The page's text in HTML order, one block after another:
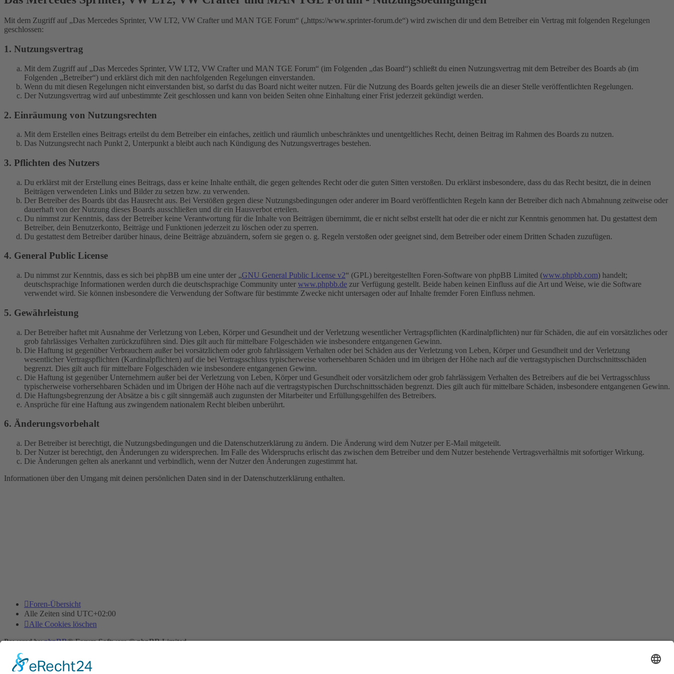
Mit dem Zugriff auf „Das Mercedes Sprinter, VW LT2, VW Crafter und MAN TGE Forum“ („https://www.sprinter-forum.de“) wird zwischen dir und dem Betreiber ein Vertrag mit folgenden Regelungen
geschlossen:
1. Nutzungsvertrag
Mit dem Zugriff auf „Das Mercedes Sprinter, VW LT2, VW Crafter und MAN TGE Forum“ (im Folgenden „das Board“) schließt du einen Nutzungsvertrag mit dem Betreiber des Boards ab (im
Folgenden „Betreiber“) und erklärst dich mit den nachfolgenden Regelungen einverstanden.
Wenn du mit diesen Regelungen nicht einverstanden bist, so darfst du das Board nicht weiter nutzen. Für die Nutzung des Boards gelten jeweils die an dieser Stelle veröffentlichten Regelungen.
Der Nutzungsvertrag wird auf unbestimmte Zeit geschlossen und kann von beiden Seiten ohne Einhaltung einer Frist jederzeit gekündigt werden.
2. Einräumung von Nutzungsrechten
Mit dem Erstellen eines Beitrags erteilst du dem Betreiber ein einfaches, zeitlich und räumlich unbeschränktes und unentgeltliches Recht, deinen Beitrag im Rahmen des Boards zu nutzen.
Das Nutzungsrecht nach Punkt 2, Unterpunkt a bleibt auch nach Kündigung des Nutzungsvertrages bestehen.
3. Pflichten des Nutzers
Du erklärst mit der Erstellung eines Beitrags, dass er keine Inhalte enthält, die gegen geltendes Recht oder die guten Sitten verstoßen. Du erklärst insbesondere, dass du das Recht besitzt, die in deinen
Beiträgen verwendeten Links und Bilder zu setzen bzw. zu verwenden.
Der Betreiber des Boards übt das Hausrecht aus. Bei Verstößen gegen diese Nutzungsbedingungen oder anderer im Board veröffentlichten Regeln kann der Betreiber dich nach Abmahnung zeitweise oder
dauerhaft von der Nutzung dieses Boards ausschließen und dir ein Hausverbot erteilen.
Du nimmst zur Kenntnis, dass der Betreiber keine Verantwortung für die Inhalte von Beiträgen übernimmt, die er nicht selbst erstellt hat oder die er nicht zur Kenntnis genommen hat. Du gestattest dem
Betreiber, dein Benutzerkonto, Beiträge und Funktionen jederzeit zu löschen oder zu sperren.
Du gestattest dem Betreiber darüber hinaus, deine Beiträge abzuändern, sofern sie gegen o. g. Regeln verstoßen oder geeignet sind, dem Betreiber oder einem Dritten Schaden zuzufügen.
4. General Public License
Du nimmst zur Kenntnis, dass es sich bei phpBB um eine unter der „GNU General Public License v2“ (GPL) bereitgestellten Foren-Software von phpBB Limited (www.phpbb.com) handelt;
deutschsprachige Informationen werden durch die deutschsprachige Community unter www.phpbb.de zur Verfügung gestellt. Beide haben keinen Einfluss auf die Art und Weise, wie die Software
verwendet wird. Sie können insbesondere die Verwendung der Software für bestimmte Zwecke nicht untersagen oder auf Inhalte fremder Foren Einfluss nehmen.
5. Gewährleistung
Der Betreiber haftet mit Ausnahme der Verletzung von Leben, Körper und Gesundheit und der Verletzung wesentlicher Vertragspflichten (Kardinalpflichten) nur für Schäden, die auf ein vorsätzliches oder
grob fahrlässiges Verhalten zurückzuführen sind. Dies gilt auch für mittelbare Folgeschäden wie insbesondere entgangenen Gewinn.
Die Haftung ist gegenüber Verbrauchern außer bei vorsätzlichem oder grob fahrlässigem Verhalten oder bei Schäden aus der Verletzung von Leben, Körper und Gesundheit und der Verletzung
wesentlicher Vertragspflichten (Kardinalpflichten) auf die bei Vertragsschluss typischerweise vorhersehbaren Schäden und im übrigen der Höhe nach auf die vertragstypischen Durchschnittsschäden
begrenzt. Dies gilt auch für mittelbare Folgeschäden wie insbesondere entgangenen Gewinn.
Die Haftung ist gegenüber Unternehmern außer bei der Verletzung von Leben, Körper und Gesundheit oder vorsätzlichem oder grob fahrlässigem Verhalten des Betreibers auf die bei Vertragsschluss
typischerweise vorhersehbaren Schäden und im Übrigen der Höhe nach auf die vertragstypischen Durchschnittsschäden begrenzt. Dies gilt auch für mittelbare Schäden, insbesondere entgangenen Gewinn.
Die Haftungsbegrenzung der Absätze a bis c gilt sinngemäß auch zugunsten der Mitarbeiter und Erfüllungsgehilfen des Betreibers.
Ansprüche für eine Haftung aus zwingendem nationalem Recht bleiben unberührt.
6. Änderungsvorbehalt
Der Betreiber ist berechtigt, die Nutzungsbedingungen und die Datenschutzerklärung zu ändern. Die Änderung wird dem Nutzer per E-Mail mitgeteilt.
Der Nutzer ist berechtigt, den Änderungen zu widersprechen. Im Falle des Widerspruchs erlischt das zwischen dem Betreiber und dem Nutzer bestehende Vertragsverhältnis mit sofortiger Wirkung.
Die Änderungen gelten als anerkannt und verbindlich, wenn der Nutzer den Änderungen zugestimmt hat.
Informationen über den Umgang mit deinen persönlichen Daten sind in der Datenschutzerklärung enthalten.
Foren-Übersicht
Alle Zeiten sind UTC+02:00
Alle Cookies löschen
Powered byphpBB® Forum Software © phpBB Limited
Deutsche Übersetzung durch